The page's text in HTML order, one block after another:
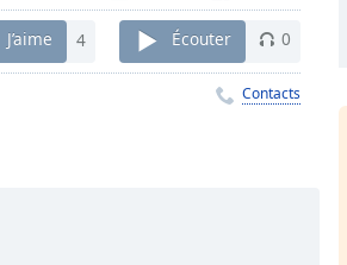
J’aime 4 Écouter 0
Contacts